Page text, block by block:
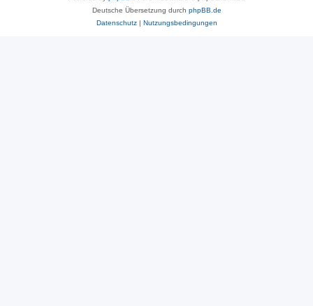
Deutsche Übersetzung durch phpBB.de
Datenschutz| Nutzungsbedingungen